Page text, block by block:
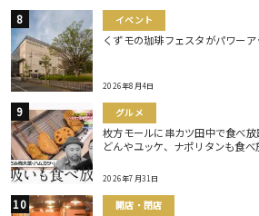
イベント
くずモの珈琲フェスタがパワー
2026年8月4日
グルメ
枚方モールに串カツ田中で食べ
どんやユッケ、ナポリタンも食べ
2026年7月31日
開店・閉店